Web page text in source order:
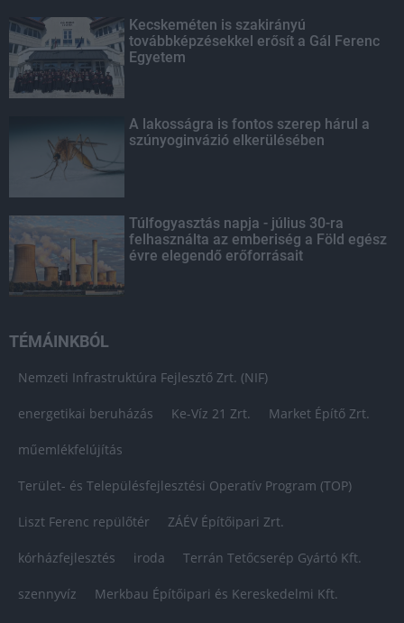
Kecskeméten is szakirányú
továbbképzésekkel erősít a Gál Ferenc
Egyetem
A lakosságra is fontos szerep hárul a
szúnyoginvázió elkerülésében
Túlfogyasztás napja - július 30-ra
felhasználta az emberiség a Föld egész
évre elegendő erőforrásait
TÉMÁINKBÓL
Nemzeti Infrastruktúra Fejlesztő Zrt. (NIF)
energetikai beruházás Ke-Víz 21 Zrt. Market Építő Zrt.
műemlékfelújítás
Terület- és Településfejlesztési Operatív Program (TOP)
Liszt Ferenc repülőtér ZÁÉV Építőipari Zrt.
kórházfejlesztés iroda Terrán Tetőcserép Gyártó Kft.
szennyvíz Merkbau Építőipari és Kereskedelmi Kft.